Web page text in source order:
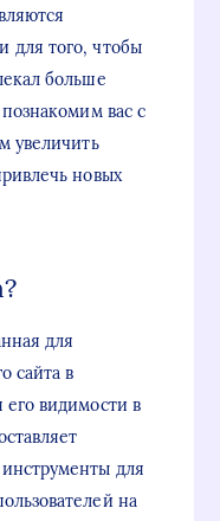
для того, чтобы
больше
вас с
увеличить
новых
для
сайта в
видимости в
для
на